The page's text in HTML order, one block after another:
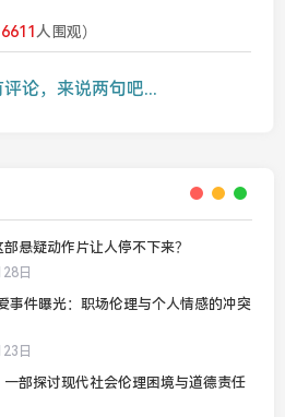
6611 人围观）
论，来说两句吧...
悬疑动作片让人停不下来？
日
事件曝光：职场伦理与个人情感的冲突
日
一部探讨现代社会伦理困境与道德责任